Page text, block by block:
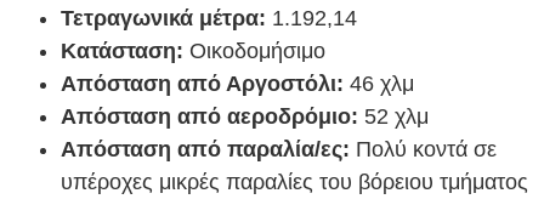
Τετραγωνικά μέτρα: 1.192,14
Κατάσταση: Οικοδομήσιμο
Απόσταση από Αργοστόλι: 46 χλμ
Απόσταση από αεροδρόμιο: 52 χλμ
Απόσταση από παραλία/ες: Πολύ κοντά σε
υπέροχες μικρές παραλίες του βόρειου τμήματος